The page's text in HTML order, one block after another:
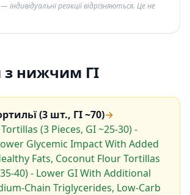
індивідуальні реакції відрізняються. Це не
з нижчим ГІ
(3 шт., ГІ ~70)→
(3 Pieces, GI ~25-30) -
Glycemic Impact With Added
Fats, Coconut Flour Tortillas
40) - Lower GI With Additional
Chain Triglycerides, Low-Carb